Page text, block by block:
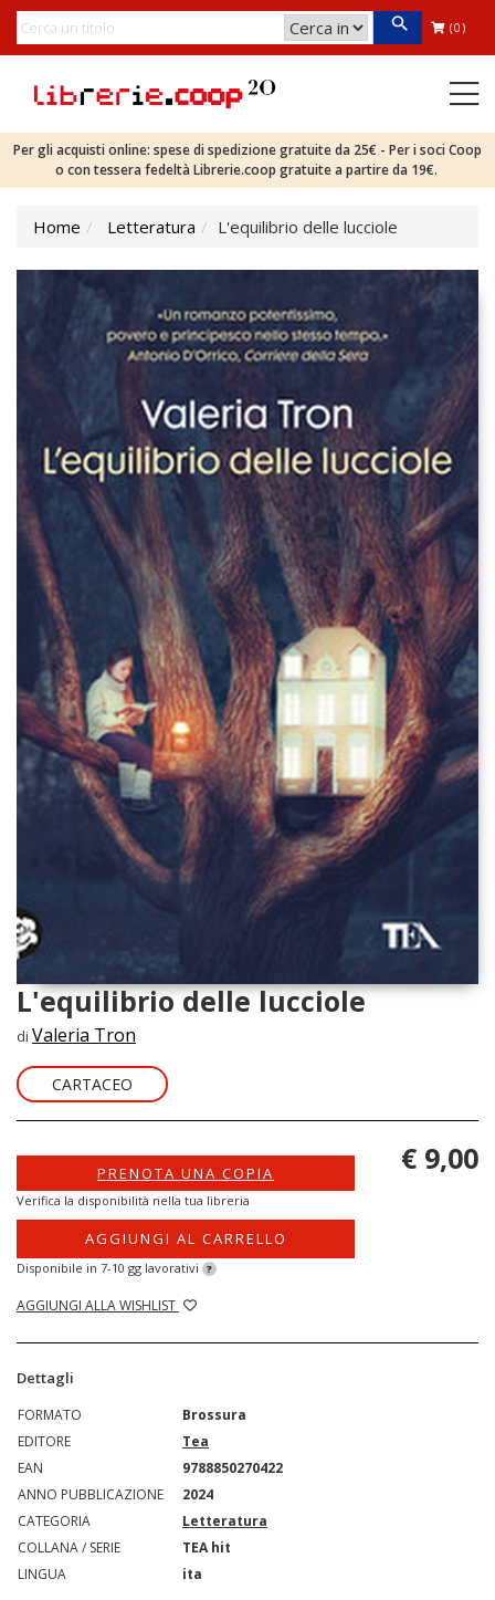
(0)
Per gli acquisti online: spese di spedizione gratuite da 25€ - Per i soci Coop
o con tessera fedeltà Librerie.coop gratuite a partire da 19€.
Home Letteratura L'equilibrio delle lucciole
L'equilibrio delle lucciole
di Valeria Tron
CARTACEO
PRENOTA UNA COPIA
Verifica la disponibilità nella tua libreria
AGGIUNGI AL CARRELLO
Disponibile in 7-10 gg lavorativi ?
AGGIUNGI ALLA WISHLIST
€ 9,00
Dettagli
FORMATO
Brossura
EDITORE
Tea
EAN
9788850270422
ANNO PUBBLICAZIONE
2024
CATEGORIA
Letteratura
COLLANA / SERIE
TEA hit
LINGUA
ita